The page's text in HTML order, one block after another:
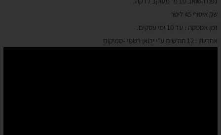
שק איסוף 45 ליטר
זמן אספקה : עד 10 ימי עסקים.
אחריות : 12 חודשים ע"י יבואן רשמי -סמיקום